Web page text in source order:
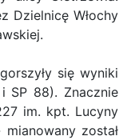
Dzielnicę Włochy
się wyniki
SP 88). Znacznie
im. kpt. Lucyny
został